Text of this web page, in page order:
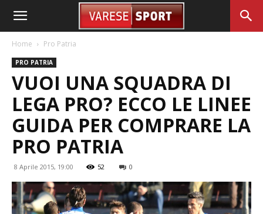
Home Pro Patria
PRO PATRIA
VUOI UNA SQUADRA DI
LEGA PRO? ECCO LE LINEE
GUIDA PER COMPRARE LA
PRO PATRIA
8 Aprile 2015, 19:00 52 0